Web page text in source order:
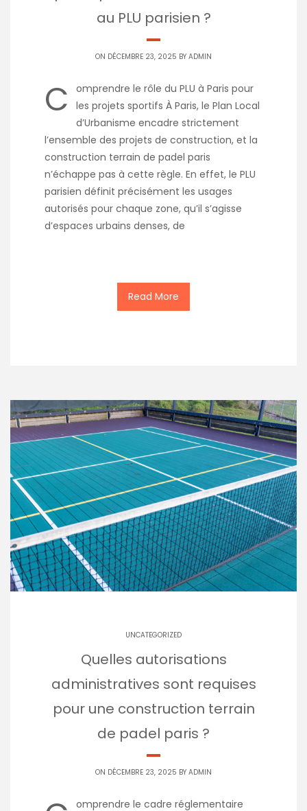
au PLU parisien ?
ON DÉCEMBRE 23, 2025 BY ADMIN
C
omprendre le rôle du PLU à Paris pour
les projets sportifs À Paris, le Plan Local
d’Urbanisme encadre strictement
l’ensemble des projets de construction, et la
construction terrain de padel paris
n’échappe pas à cette règle. En effet, le PLU
parisien définit précisément les usages
autorisés pour chaque zone, qu’il s’agisse
d’espaces urbains denses, de
Read More
UNCATEGORIZED
Quelles autorisations
administratives sont requises
pour une construction terrain
de padel paris ?
ON DÉCEMBRE 23, 2025 BY ADMIN
omprendre le cadre réglementaire